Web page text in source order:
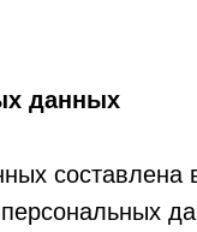
данных
составлена